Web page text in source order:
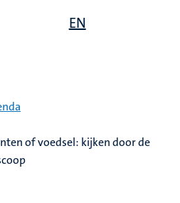
EN
of voedsel: kijken door de